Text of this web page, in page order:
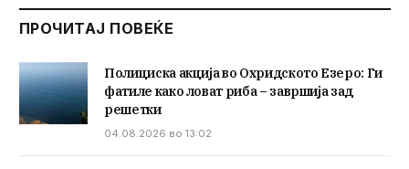
ПРОЧИТАЈ ПОВЕЌЕ
Полициска акција во Охридското Езеро: Ги
фатиле како ловат риба – завршија зад
решетки
04.08.2026 во 13:02